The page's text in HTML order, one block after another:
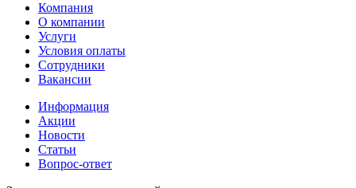
Компания
О компании
Услуги
Условия оплаты
Сотрудники
Вакансии
Информация
Акции
Новости
Статьи
Вопрос-ответ